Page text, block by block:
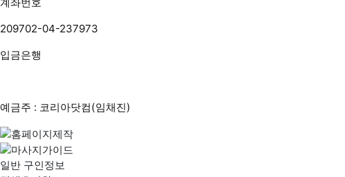
209702-04-237973
입금은행
예금주 : 코리아닷컴(임채진)
일반 구인정보